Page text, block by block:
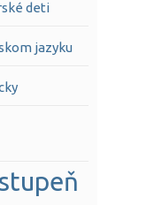
deti
jazyku